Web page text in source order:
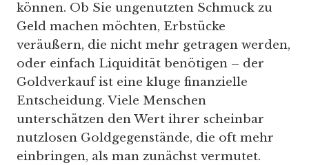
können. Ob Sie ungenutzten Schmuck zu
Geld machen möchten, Erbstücke
veräußern, die nicht mehr getragen werden,
oder einfach Liquidität benötigen – der
Goldverkauf ist eine kluge finanzielle
Entscheidung. Viele Menschen
unterschätzen den Wert ihrer scheinbar
nutzlosen Goldgegenstände, die oft mehr
einbringen, als man zunächst vermutet.